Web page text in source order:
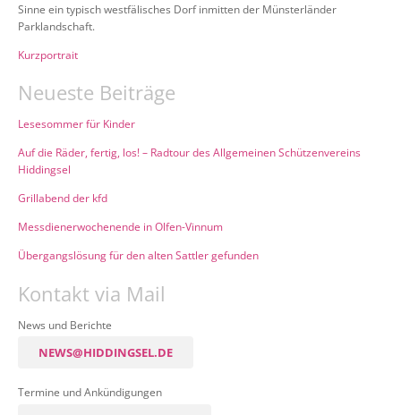
Sinne ein typisch westfälisches Dorf inmitten der Münsterländer
Parklandschaft.
Kurzportrait
Neueste Beiträge
Lesesommer für Kinder
Auf die Räder, fertig, los! – Radtour des Allgemeinen Schützenvereins
Hiddingsel
Grillabend der kfd
Messdienerwochenende in Olfen-Vinnum
Übergangslösung für den alten Sattler gefunden
Kontakt via Mail
News und Berichte
NEWS@HIDDINGSEL.DE
Termine und Ankündigungen